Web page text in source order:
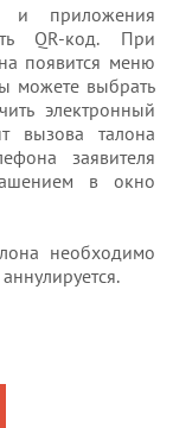
и приложения
QR-код. При
появится меню
можете выбрать
электронный
вызова талона
заявителя
в окно
необходимо